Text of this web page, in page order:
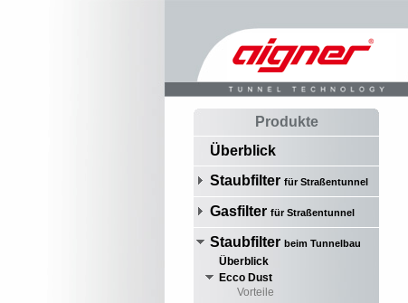
Produkte
Überblick
Staubfilter für Straßentunnel
Gasfilter für Straßentunnel
Staubfilter beim Tunnelbau
Überblick
Ecco Dust
Vorteile